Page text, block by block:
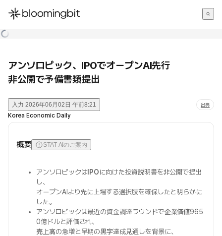
한국어
アンソロピック、IPOでオープンAI先行
非公開で予備書類提出
入力 2026年06月02日 午前8:21 出典
Korea Economic Daily
概要 STAT AIのご案内
アンソロピックはIPOに向けた投資説明書を非公開で提出
し、
オープンAIより先に上場する選択肢を確保したと明らかに
した。
アンソロピックは最近の資金調達ラウンドで企業価値965
0億ドルと評価され、
売上高の急増と早期の黒字達成見通しを背景に、